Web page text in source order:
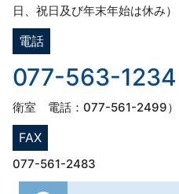
日、祝日及び年末年始は休み）
電話
077-563-1234
衛室 電話：077-561-2499）
FAX
077-561-2483